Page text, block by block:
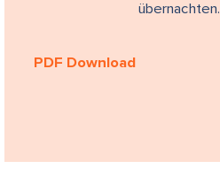
übernachten.
PDF Download